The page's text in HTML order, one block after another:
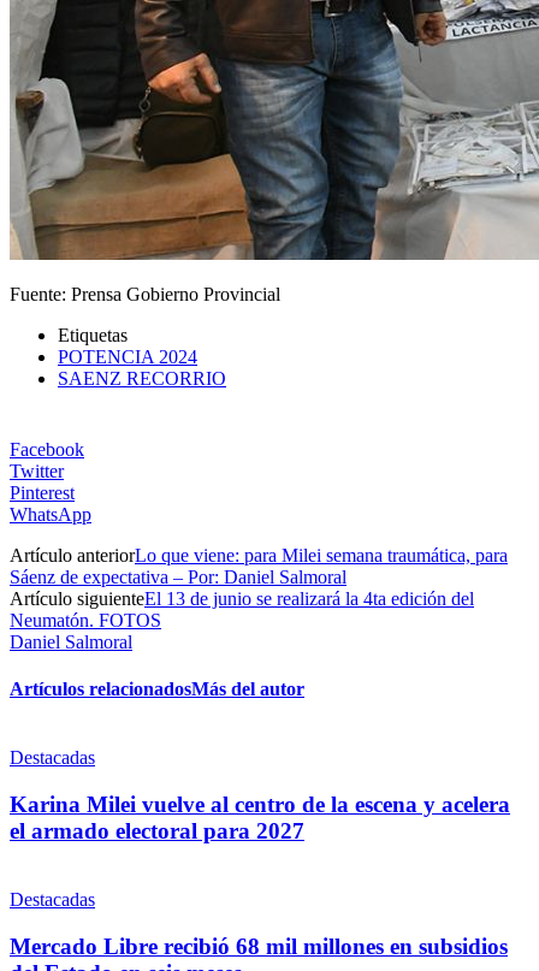
Fuente: Prensa Gobierno Provincial
Etiquetas
POTENCIA 2024
SAENZ RECORRIO
Facebook
Twitter
Pinterest
WhatsApp
Artículo anteriorLo que viene: para Milei semana traumática, para
Sáenz de expectativa – Por: Daniel Salmoral
Artículo siguienteEl 13 de junio se realizará la 4ta edición del
Neumatón. FOTOS
Daniel Salmoral
Artículos relacionadosMás del autor
Destacadas
Karina Milei vuelve al centro de la escena y acelera
el armado electoral para 2027
Destacadas
Mercado Libre recibió 68 mil millones en subsidios